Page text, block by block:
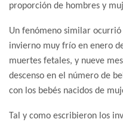
proporción de hombres y
Un fenómeno similar
invierno muy frío en enero
muertes fetales, y nueve
descenso en el número de
con los bebés nacidos de
Tal y como escribieron los